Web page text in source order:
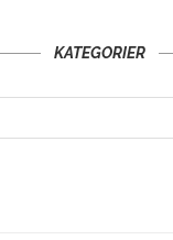
KATEGORIER